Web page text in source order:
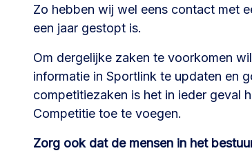
Zo hebben wij wel eens contact met
een jaar gestopt is.
Om dergelijke zaken te voorkomen
informatie in Sportlink te updaten en
competitiezaken is het in ieder geval
Competitie toe te voegen.
Zorg ook dat de mensen in het